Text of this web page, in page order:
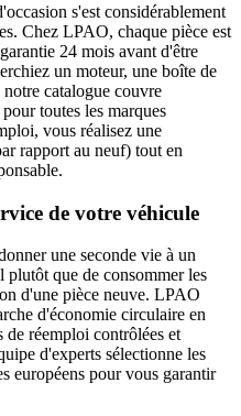
s'est considérablement
Chez LPAO, chaque pièce est
24 mois avant d'être
un moteur, une boîte de
catalogue couvre
toutes les marques
vous réalisez une
rapport au neuf) tout en
de votre véhicule
une seconde vie à un
que de consommer les
d'une pièce neuve. LPAO
d'économie circulaire en
de réemploi contrôlées et
d'experts sélectionne les
européens pour vous garantir